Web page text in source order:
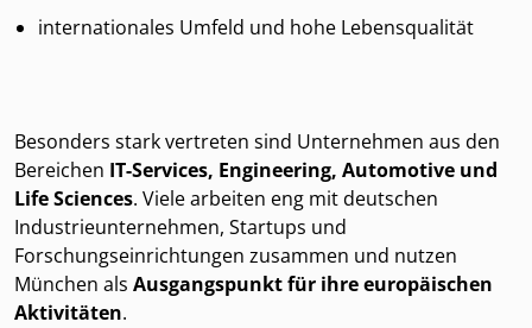
internationales Umfeld und hohe Lebensqualität
Besonders stark vertreten sind Unternehmen aus den
Bereichen IT-Services, Engineering, Automotive und
Life Sciences. Viele arbeiten eng mit deutschen
Industrieunternehmen, Startups und
Forschungseinrichtungen zusammen und nutzen
München als Ausgangspunkt für ihre europäischen
Aktivitäten.